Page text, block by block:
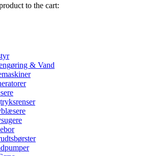
to the cart:
& Vand